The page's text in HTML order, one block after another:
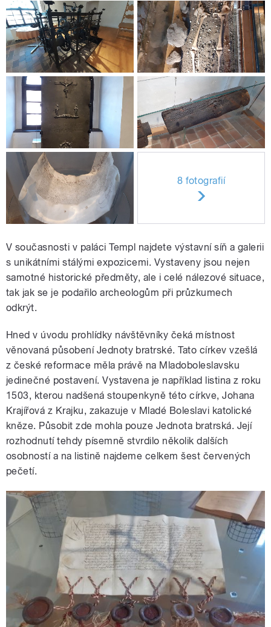
8 fotografií
V současnosti v paláci Templ najdete výstavní síň a galerii
s unikátními stálými expozicemi. Vystaveny jsou nejen
samotné historické předměty, ale i celé nálezové situace,
tak jak se je podařilo archeologům při průzkumech
odkrýt.
Hned v úvodu prohlídky návštěvníky čeká místnost
věnovaná působení Jednoty bratrské. Tato církev vzešlá
z české reformace měla právě na Mladoboleslavsku
jedinečné postavení. Vystavena je například listina z roku
1503, kterou nadšená stoupenkyně této církve, Johana
Krajířová z Krajku, zakazuje v Mladé Boleslavi katolické
kněze. Působit zde mohla pouze Jednota bratrská. Její
rozhodnutí tehdy písemně stvrdilo několik dalších
osobností a na listině najdeme celkem šest červených
pečetí.